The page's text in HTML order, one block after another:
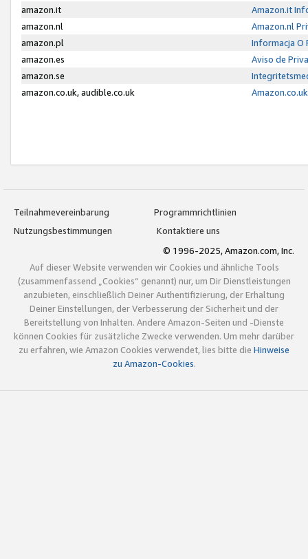
amazon.it
Amazon.it
amazon.nl
Amazon.nl
amazon.pl
Informacja O
amazon.es
Aviso de
amazon.se
amazon.co.uk, audible.co.uk
Teilnahmevereinbarung
Programmrichtlinien
Nutzungsbestimmungen
Kontaktiere uns
© 1996-2025, Amazon.com, Inc.
Auf dieser Website verwenden wir Cookies und ähnliche Tools
(zusammenfassend „Cookies“ genannt) nur, um Dir Dienstleistungen
anzubieten, einschließlich Deiner Authentifizierung, der Erhaltung
Deiner Einstellungen, der Verbesserung der Sicherheit und der
Bereitstellung von Inhalten. Andere Amazon-Seiten und -Dienste
können Cookies für zusätzliche Zwecke verwenden. Um mehr darüber
zu erfahren, wie Amazon Cookies verwendet, lies bitte die Hinweise
zu Amazon-Cookies.